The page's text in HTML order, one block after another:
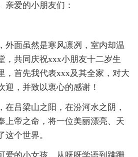
亲爱的小朋友们：
外面虽然是寒风凛冽，室内却温
，共同庆祝xxx小朋友十二岁生
，首先我代表xxx及其全家，对大
迎，并致以衷心的感谢！
在吕梁山之阳，在汾河水之阴，
上帝之命，将一位美丽漂亮、天
这个世界。